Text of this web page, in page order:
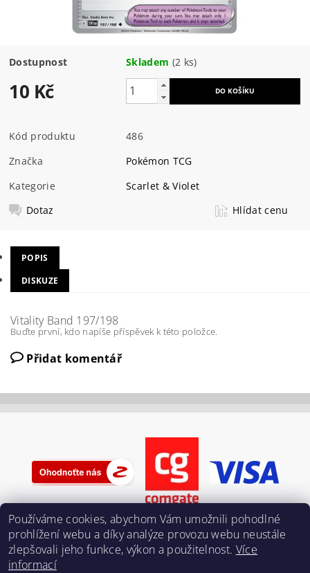
Dostupnost Skladem (2 ks)
10 Kč
Kód produktu
486
Značka
Pokémon TCG
Kategorie
Scarlet & Violet
Dotaz
Hlídat cenu
POPIS
DISKUZE
Vitality Band 197/198
Buďte první, kdo napíše příspěvek k této položce.
Přidat komentář
Používáme cookies, abychom Vám umožnili pohodlné
prohlížení webu a díky analýze provozu webu neustále
zlepšovali jeho funkce, výkon a použitelnost. Více
informací